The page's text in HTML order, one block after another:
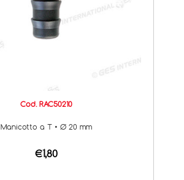
Cod. RAC50210
Manicotto a T • Ø 20 mm
€1,80